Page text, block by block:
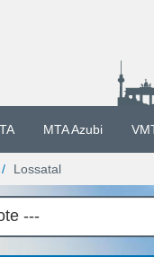
MTA Azubi
Lossatal